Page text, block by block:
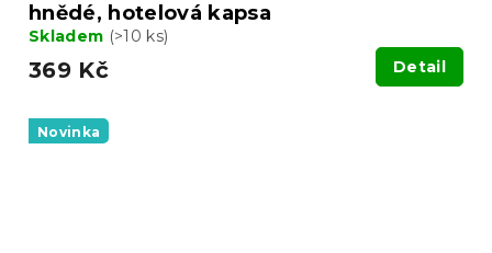
hnědé, hotelová kapsa
Skladem (>10 ks)
369 Kč Detail
Novinka